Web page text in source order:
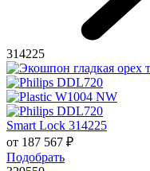
314225
Smart Lock 314225
от 187 567 ₽
Подобрать